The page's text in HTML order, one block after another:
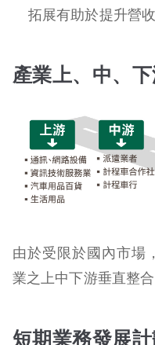
拓展有助於提升營收
產業上、中、
由於受限於國內市場
業之上中下游垂直整
短期業務發展計